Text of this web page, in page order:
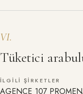
VI.
Tüketici
İLGILI ŞIRKETLER
AGENCE 107